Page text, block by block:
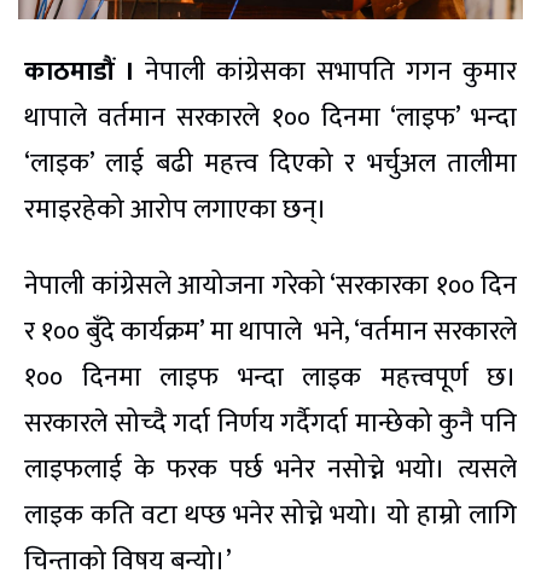
काठमाडौं । नेपाली कांग्रेसका सभापति गगन कुमार
थापाले वर्तमान सरकारले १०० दिनमा ‘लाइफ’ भन्दा
‘लाइक’ लाई बढी महत्त्व दिएको र भर्चुअल तालीमा
रमाइरहेको आरोप लगाएका छन्।
नेपाली कांग्रेसले आयोजना गरेको ‘सरकारका १०० दिन
र १०० बुँदे कार्यक्रम’ मा थापाले भने, ‘वर्तमान सरकारले
१०० दिनमा लाइफ भन्दा लाइक महत्त्वपूर्ण छ।
सरकारले सोच्दै गर्दा निर्णय गर्दैगर्दा मान्छेको कुनै पनि
लाइफलाई के फरक पर्छ भनेर नसोच्ने भयो। त्यसले
लाइक कति वटा थप्छ भनेर सोच्ने भयो। यो हाम्रो लागि
चिन्ताको विषय बन्यो।’